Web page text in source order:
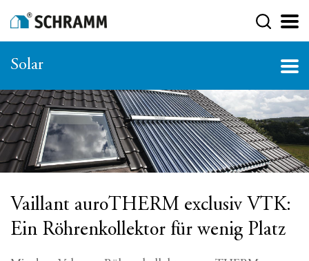
Solar
Vaillant auroTHERM exclusiv VTK:
Ein Röhrenkollektor für wenig Platz